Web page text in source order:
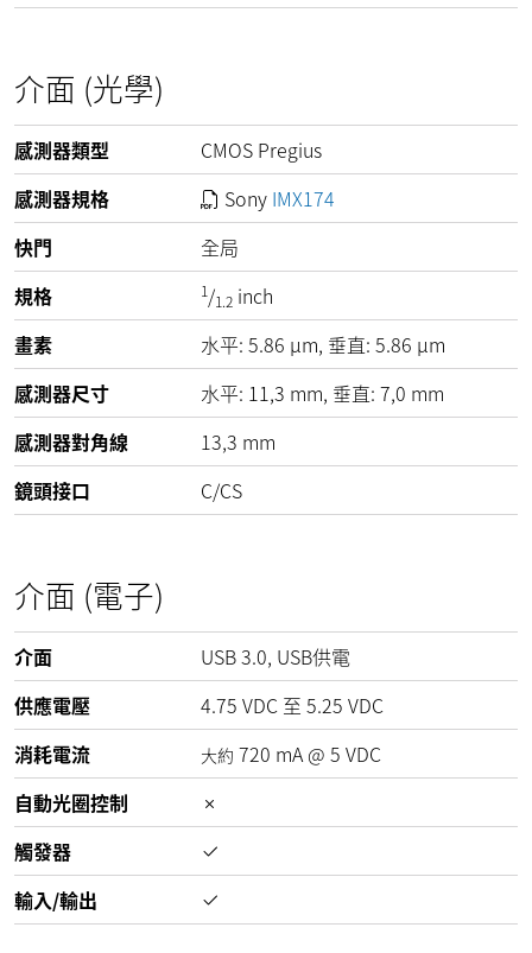
介面 (光學)
感測器類型
CMOS Pregius
感測器規格
Sony IMX174
快門
全局
規格
1/1.2 inch
畫素
水平: 5.86 µm, 垂直: 5.86 µm
感測器尺寸
水平: 11,3 mm, 垂直: 7,0 mm
感測器對角線
13,3 mm
鏡頭接口
C/CS
介面 (電子)
介面
USB 3.0, USB供電
供應電壓
4.75 VDC 至 5.25 VDC
消耗電流
大約 720 mA@ 5 VDC
自動光圈控制
觸發器
輸入/輸出